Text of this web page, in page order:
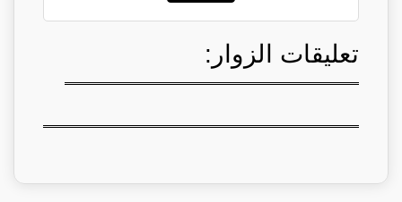
تعليقات الزوار: